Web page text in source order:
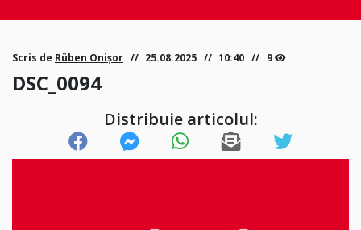
Scris de Rüben Onișor 25.08.2025 10:40 9
DSC_0094
Distribuie articolul: